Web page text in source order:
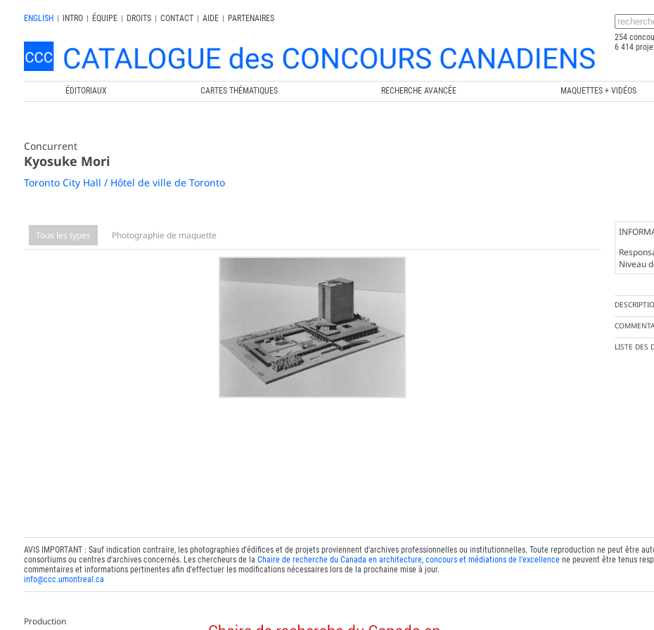
ENGLISH | INTRO | ÉQUIPE | DROITS | CONTACT | AIDE |
PARTENAIRES
254
6 414
ÉDITORIAUX CARTES THÉMATIQUES RECHERCHE AVANCÉE MAQUETTES + VIDÉOS
Concurrent
Kyosuke Mori
Toronto City Hall / Hôtel de ville de Toronto
Tous les types Photographie de maquette
Niveau
LISTE DES
AVIS IMPORTANT : Sauf indication contraire, les photographies d'édifices et de projets proviennent d'archives professionnelles ou institutionnelles. Toute reproduction ne peut être
consortiums ou centres d'archives concernés. Les chercheurs de la Chaire de recherche du Canada en architecture, concours et médiations de l'excellencene peuvent être tenus
commentaires et informations pertinentes afin d'effectuer les modifications nécessaires lors de la prochaine mise à jour.
info@ccc.umontreal.ca
Production